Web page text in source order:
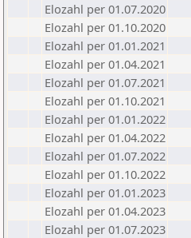
Elozahl per 01.07.2020
Elozahl per 01.10.2020
Elozahl per 01.01.2021
Elozahl per 01.04.2021
Elozahl per 01.07.2021
Elozahl per 01.10.2021
Elozahl per 01.01.2022
Elozahl per 01.04.2022
Elozahl per 01.07.2022
Elozahl per 01.10.2022
Elozahl per 01.01.2023
Elozahl per 01.04.2023
Elozahl per 01.07.2023